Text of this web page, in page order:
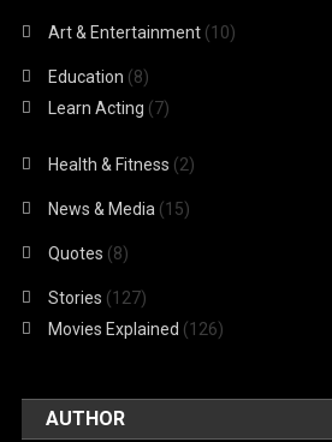
Art & Entertainment (10)
Education (8)
Learn Acting (7)
Health & Fitness (2)
News & Media (15)
Quotes (8)
Stories (127)
Movies Explained (126)
AUTHOR